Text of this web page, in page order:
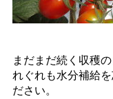
まだまだ続く収穫
れぐれも水分補給
ださい。